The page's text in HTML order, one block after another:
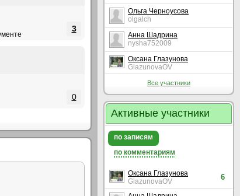
))
3
0
Ольга Черноусова
olgalch
Анна Шадрина
nysha752009
Оксана Глазунова
GlazunovaOV
Все участники
Активные участники
по записям
по комментариям
Оксана Глазунова
GlazunovaOV
6